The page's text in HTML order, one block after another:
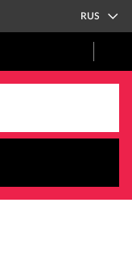
RUS